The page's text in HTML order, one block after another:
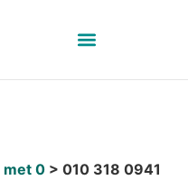
met 0
010 318 0941